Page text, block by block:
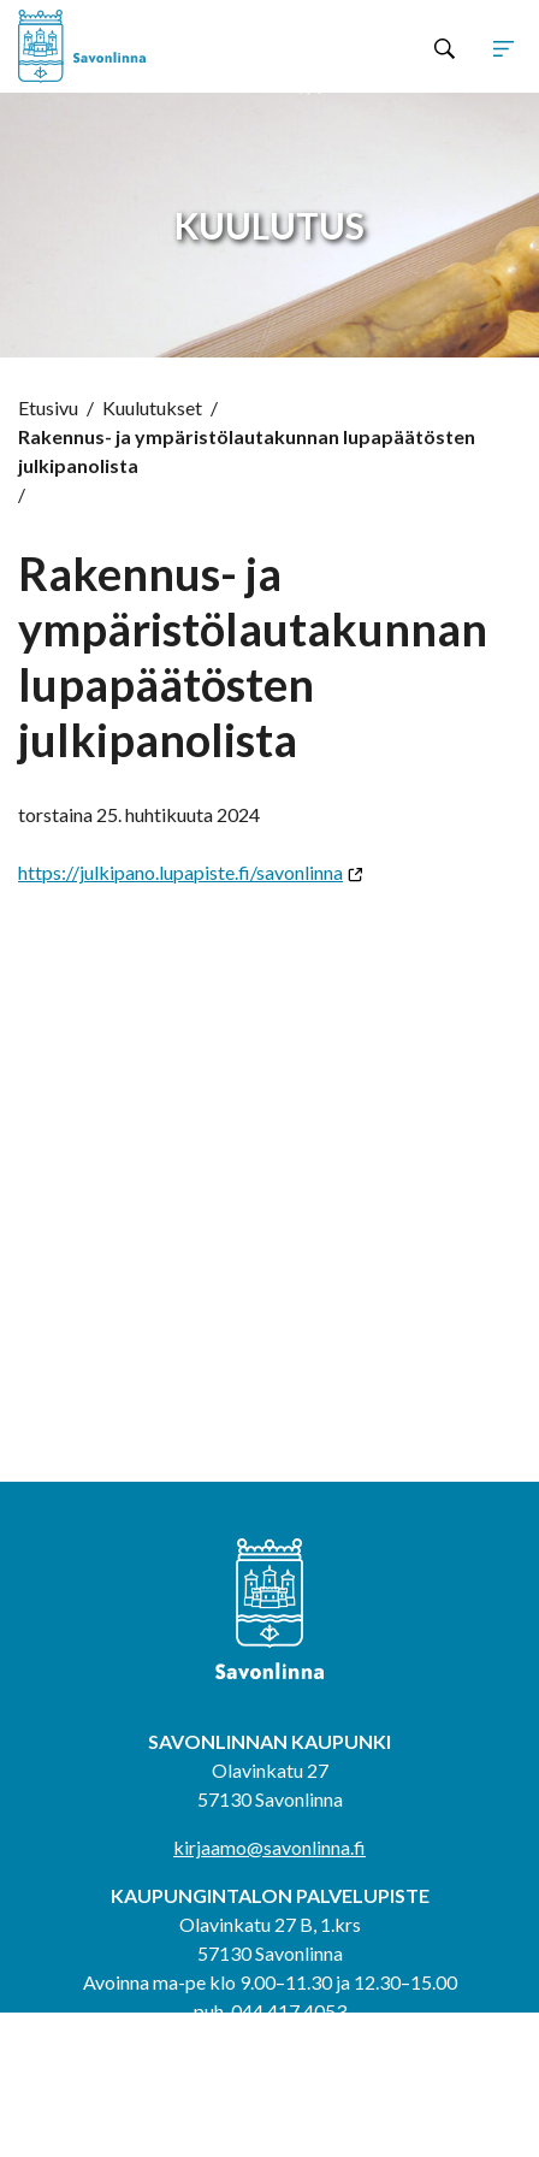
KUULUTUS
Etusivu / Kuulutukset /
Rakennus- ja ympäristölautakunnan lupapäätösten
julkipanolista
/
Rakennus- ja
ympäristölautakunnan
lupapäätösten
julkipanolista
torstaina 25. huhtikuuta 2024
https://julkipano.lupapiste.fi/savonlinna
SAVONLINNAN KAUPUNKI
Olavinkatu 27
57130 Savonlinna
kirjaamo@savonlinna.fi
KAUPUNGINTALON PALVELUPISTE
Olavinkatu 27 B, 1.krs
57130 Savonlinna
Avoinna ma-pe klo 9.00–11.30 ja 12.30–15.00
puh. 044 417 4053